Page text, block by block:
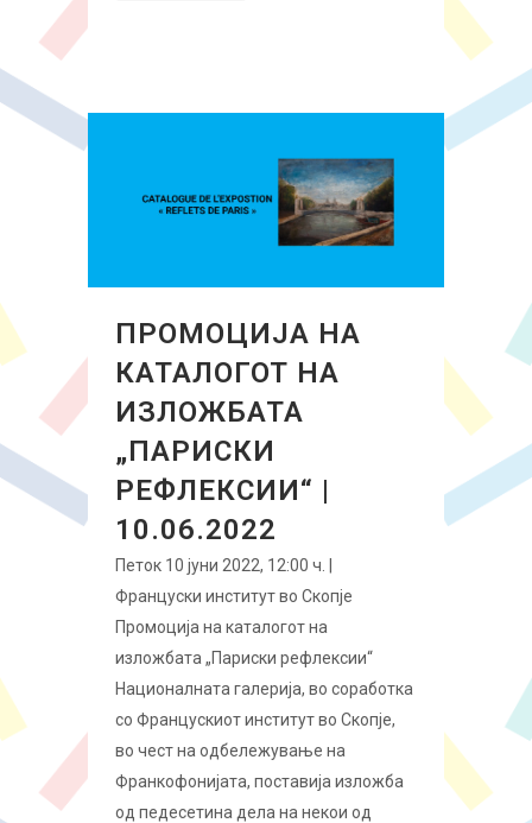
ПРОМОЦИЈА НА
КАТАЛОГОТ НА
ИЗЛОЖБАТА
„ПАРИСКИ
РЕФЛЕКСИИ“ |
10.06.2022
Петок 10 јуни 2022, 12:00 ч. |
Француски институт во Скопје
Промоција на каталогот на
изложбата „Париски рефлексии“
Националната галерија, во соработка
со Францускиот институт во Скопје,
во чест на одбележување на
Франкофонијата, поставија изложба
од педесетина дела на некои од